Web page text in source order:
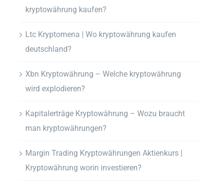
kryptowährung kaufen?
Ltc Kryptomena | Wo kryptowährung kaufen
deutschland?
Xbn Kryptowährung – Welche kryptowährung
wird explodieren?
Kapitalerträge Kryptowährung – Wozu braucht
man kryptowährungen?
Margin Trading Kryptowährungen Aktienkurs |
Kryptowährung worin investieren?